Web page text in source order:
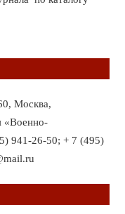
Москва,
«Военно-
941-26-50; + 7 (495)